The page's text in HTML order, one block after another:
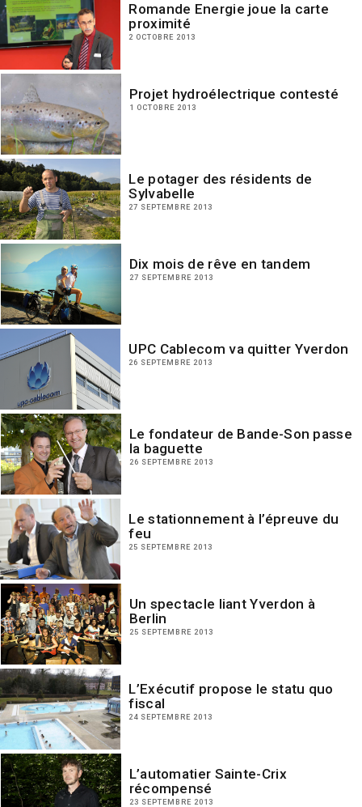
Romande Energie joue la carte
proximité
2 OCTOBRE 2013
Projet hydroélectrique contesté
1 OCTOBRE 2013
Le potager des résidents de
Sylvabelle
27 SEPTEMBRE 2013
Dix mois de rêve en tandem
27 SEPTEMBRE 2013
UPC Cablecom va quitter Yverdon
26 SEPTEMBRE 2013
Le fondateur de Bande-Son passe
la baguette
26 SEPTEMBRE 2013
Le stationnement à l’épreuve du
feu
25 SEPTEMBRE 2013
Un spectacle liant Yverdon à
Berlin
25 SEPTEMBRE 2013
L’Exécutif propose le statu quo
fiscal
24 SEPTEMBRE 2013
L’automatier Sainte-Crix
récompensé
23 SEPTEMBRE 2013